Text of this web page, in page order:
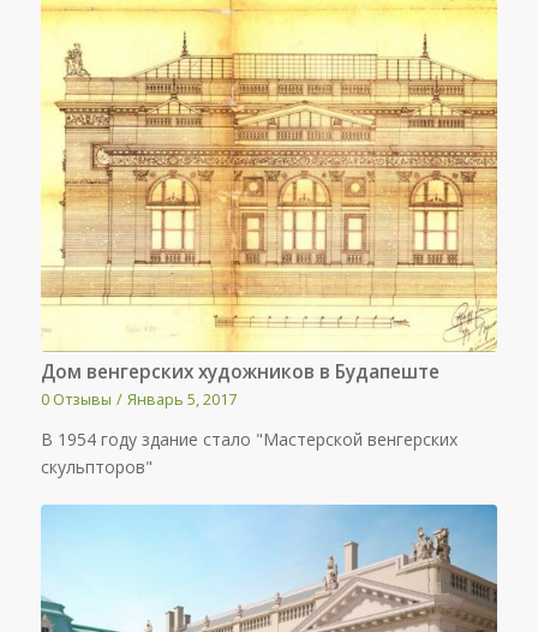
Дом венгерских художников в Будапеште
0 Отзывы / Январь 5, 2017
В 1954 году здание стало "Мастерской венгерских
скульпторов"